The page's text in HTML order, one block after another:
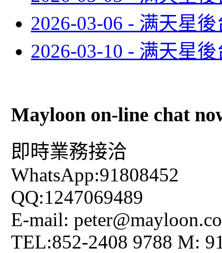
2026-03-06 - 满天星
2026-03-10 - 满天星
Mayloon on-line chat
即時業務接洽
WhatsApp:91808452
QQ:1247069489
E-mail:
TEL:852-2408 9788 M: